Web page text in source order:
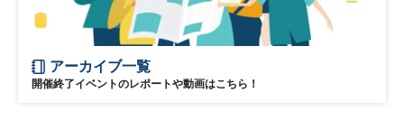
アーカイブ一覧
開催終了イベントのレポートや動画はこちら！